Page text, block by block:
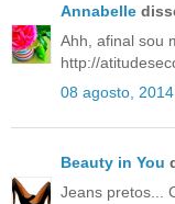
Annabelle
Ahh, afinal sou
http://
08 agosto,
Beauty in You
Jeans pretos...